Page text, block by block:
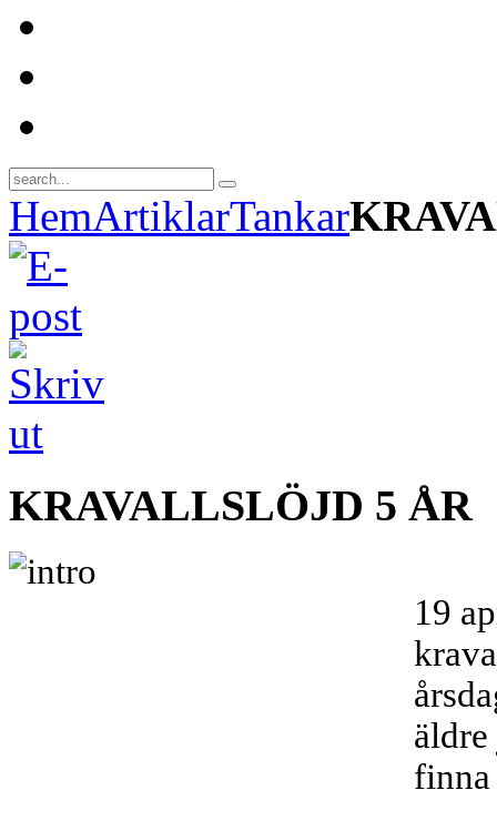
HemArtiklarTankar
KRAVALLSLÖJD 5 ÅR
19
finna